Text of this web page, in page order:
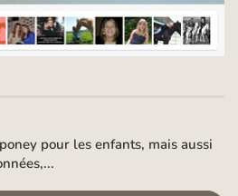
pour les enfants, mais aussi